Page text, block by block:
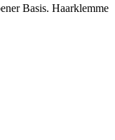
Basis. Haarklemme